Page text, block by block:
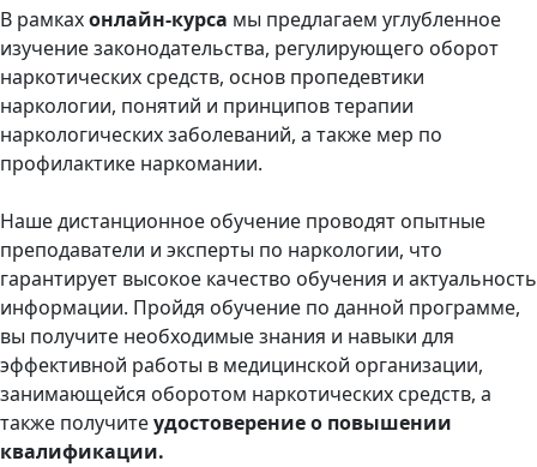
В рамкахонлайн-курса мы предлагаем углубленное
изучение законодательства, регулирующего оборот
наркотических средств, основ пропедевтики
наркологии, понятий и принципов терапии
наркологических заболеваний, а также мер по
профилактике наркомании.
Наше дистанционное обучение проводят опытные
преподаватели и эксперты по наркологии, что
гарантирует высокое качество обучения и актуальность
информации. Пройдя обучение по данной программе,
вы получите необходимые знания и навыки для
эффективной работы в медицинской организации,
занимающейся оборотом наркотических средств, а
также получитеудостоверение о повышении
квалификации.